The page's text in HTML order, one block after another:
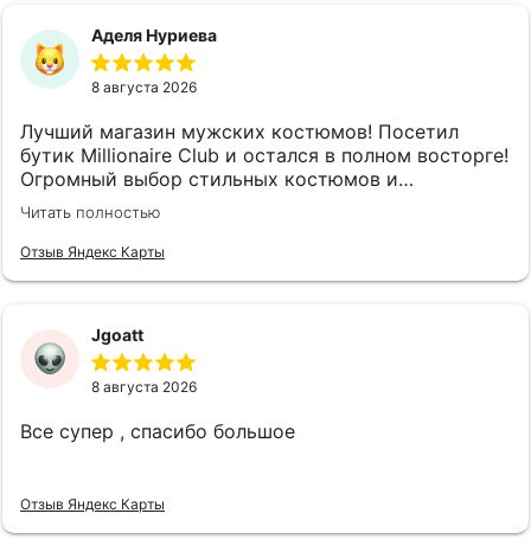
Аделя Нуриева
8 августа 2026
Лучший магазин мужских костюмов! Посетил
бутик Millionaire Club и остался в полном восторге!
Огромный выбор стильных костюмов и
аксессуаров на любой вкус и случай. Отдельное
спасибо консультантам — настоящие
профессионалы своего дела, помогли подобрать
цены приятно удивили — полностью
соответствуют качеству. В бутике очень уютная и
располагающая атмосфера, приветливый
грамотный совет. Обязательно вернусь сюда снова
посещал!
Читать полностью
Отзыв Яндекс Карты
Jgoatt
8 августа 2026
Все супер , спасибо большое
Отзыв Яндекс Карты